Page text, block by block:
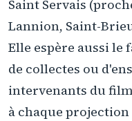
Saint Servais
Lannion, Saint-
Elle espère aussi
de collectes ou
intervenants du
à chaque